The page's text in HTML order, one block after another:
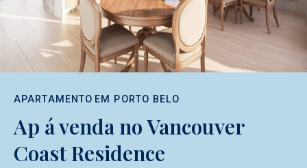
APARTAMENTO EM PORTO BELO
Ap á venda no Vancouver
Coast Residence